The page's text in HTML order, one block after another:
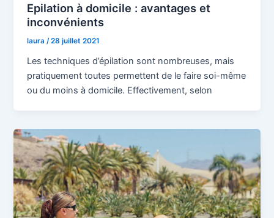
Epilation à domicile : avantages et
inconvénients
laura /28 juillet 2021
Les techniques d’épilation sont nombreuses, mais
pratiquement toutes permettent de le faire soi-même
ou du moins à domicile. Effectivement, selon